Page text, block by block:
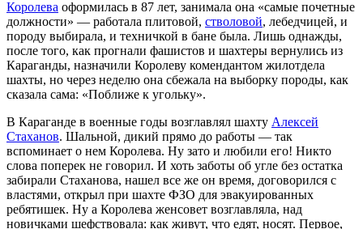
Королева оформилась в 87 лет, занимала она «самые почетные
должности» — работала плитовой, стволовой, лебедчицей, и
породу выбирала, и техничкой в бане была. Лишь однажды,
после того, как прогнали фашистов и шахтеры вернулись из
Караганды, назначили Королеву комендантом жилотдела
шахты, но через неделю она сбежала на выборку породы, как
сказала сама: «Поближе к угольку».
В Караганде в военные годы возглавлял шахту Алексей
Стаханов. Шальной, дикий прямо до работы — так
вспоминает о нем Королева. Ну зато и любили его! Никто
слова поперек не говорил. И хоть заботы об угле без остатка
забирали Стаханова, нашел все же он время, договорился с
властями, открыл при шахте ФЗО для эвакуированных
ребятишек. Ну а Королева женсовет возглавляла, над
новичками шефствовала: как живут, что едят, носят. Первое,